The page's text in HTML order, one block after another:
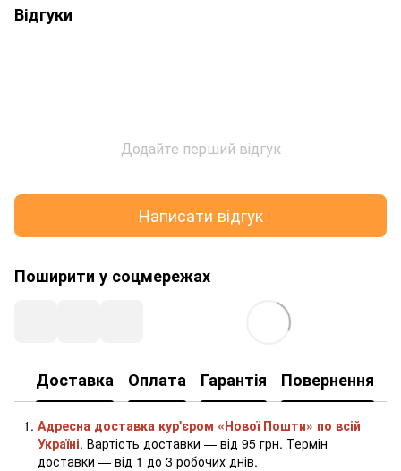
Відгуки
Додайте перший відгук
Написати відгук
Поширити у соцмережах
Доставка Оплата Гарантія Повернення
Адресна доставка кур'єром «Нової Пошти» по всій
Україні. Вартість доставки — від 95 грн. Термін
доставки — від 1 до 3 робочих днів.